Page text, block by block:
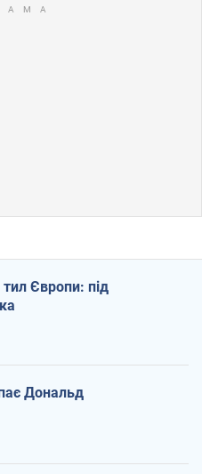
Європи: під
Дональд